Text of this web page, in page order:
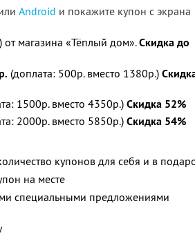
Android и покажите купон с экрана
магазина «Тёплый дом».Скидка до
(доплата: 500р. вместо 1380р.)
1500р. вместо 4350р.) Скидка 52%
2000р. вместо 5850р.) Скидка 54%
купонов для себя и в
на месте
специальными предложениями